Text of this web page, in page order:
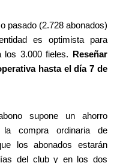
pasado (2.728 abonados)
es optimista para
los 3.000 fieles. Reseñar
hasta el día 7 de
supone un ahorro
compra ordinaria de
los abonados estarán
del club y en los dos